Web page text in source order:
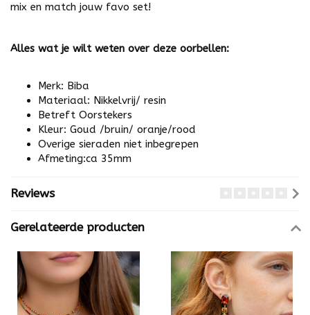
mix en match jouw favo set!
Alles wat je wilt weten over deze oorbellen:
Merk: Biba
Materiaal: Nikkelvrij/ resin
Betreft Oorstekers
Kleur: Goud /bruin/ oranje/rood
Overige sieraden niet inbegrepen
Afmeting:ca 35mm
Reviews
Gerelateerde producten